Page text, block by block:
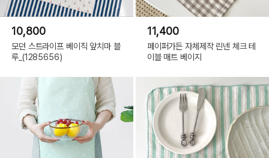
10,800
모던 스트라이프 베이직 앞치마 블
루_(1285656)
11,400
페이퍼가든 자체제작 린넨 체크 테
이블 매트 베이지